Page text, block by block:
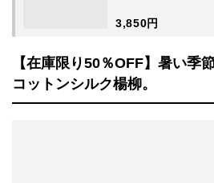
3,850円
【在庫限り50％OFF】暑い季
コットンシルク楊柳。